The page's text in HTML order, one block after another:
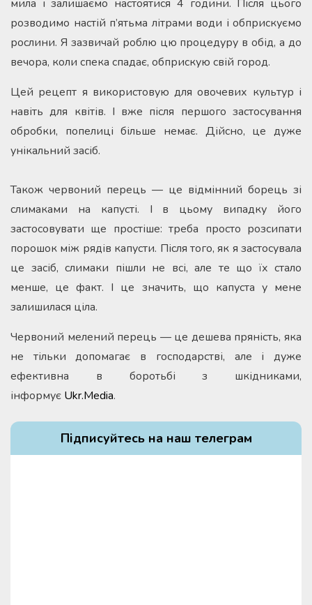
мила і залишаємо настоятися 4 години. Після цього
розводимо настій п’ятьма літрами води і обприскуємо
рослини. Я зазвичай роблю цю процедуру в обід, а до
вечора, коли спека спадає, обприскую свій город.
Цей рецепт я використовую для овочевих культур і
навіть для квітів. І вже після першого застосування
обробки, попелиці більше немає. Дійсно, це дуже
унікальний засіб.
Також червоний перець — це відмінний борець зі
слимаками на капусті. І в цьому випадку його
застосовувати ще простіше: треба просто розсипати
порошок між рядів капусти. Після того, як я застосувала
це засіб, слимаки пішли не всі, але те що їх стало
менше, це факт. І це значить, що капуста у мене
залишилася ціла.
Червоний мелений перець — це дешева пряність, яка
не тільки допомагає в господарстві, але і дуже
ефективна в боротьбі з шкідниками,
інформує Ukr.Media.